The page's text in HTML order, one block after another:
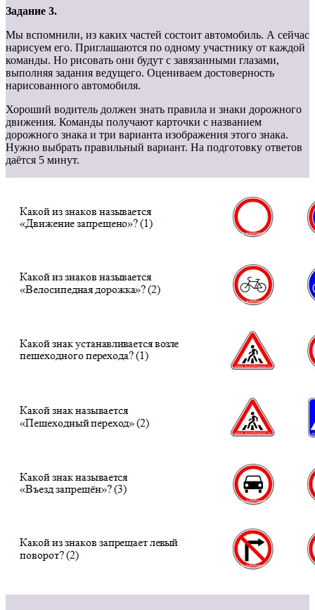
Задание 3.
Мы вспомнили, из каких частей состоит автомобиль. А сейчас
нарисуем его. Приглашаются по одному участнику от каждой
команды. Но рисовать они будут с завязанными глазами,
выполняя задания ведущего. Оцениваем достоверность
нарисованного автомобиля.
Хороший водитель должен знать правила и знаки дорожного
движения. Команды получают карточки с названием
дорожного знака и три варианта изображения этого знака.
Нужно выбрать правильный вариант. На подготовку ответов
даётся 5 минут.